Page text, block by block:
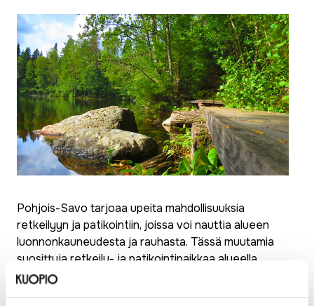
Pohjois-Savo tarjoaa upeita mahdollisuuksia
retkeilyyn ja patikointiin, joissa voi nauttia alueen
luonnonkauneudesta ja rauhasta. Tässä muutamia
suosittuja retkeily- ja patikointipaikkaa alueella.
Puijon luontopolku